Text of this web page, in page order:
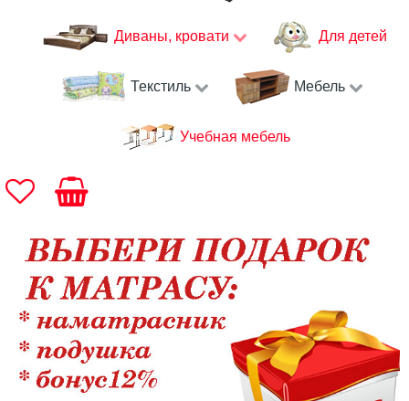
Диваны, кровати Для детей
Текстиль Мебель
Учебная мебель